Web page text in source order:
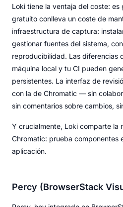
Loki tiene la ventaja del coste:
gratuito conlleva un coste de
infraestructura de captura:
gestionar fuentes del sistema,
reproducibilidad. Las diferencias
máquina local y tu CI pueden
persistentes. La interfaz de
con la de Chromatic — sin
sin comentarios sobre cambios,
Y crucialmente, Loki comparte la
Chromatic: prueba componentes
aplicación.
Percy (BrowserStack